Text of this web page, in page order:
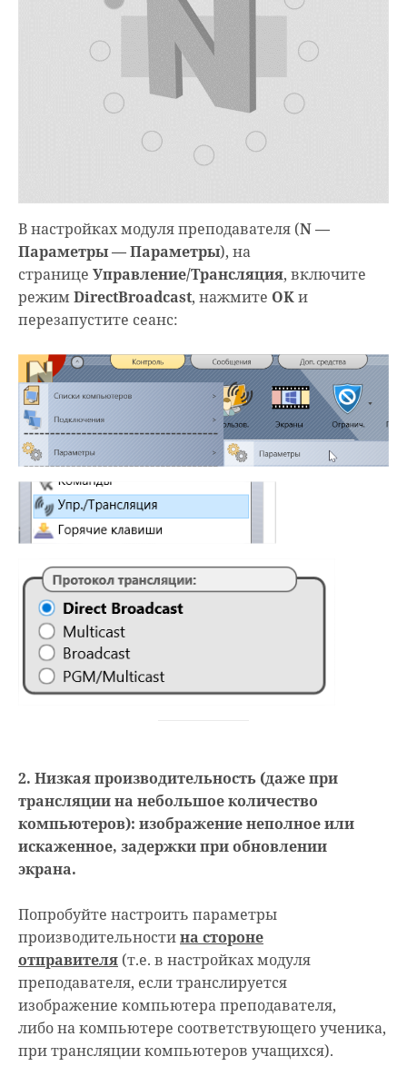
В настройках модуля преподавателя (N —
Параметры — Параметры), на
странице Управление/Трансляция, включите
режимDirectBroadcast, нажмите OKи
перезапустите сеанс:
2. Низкая производительность (даже при
трансляции на небольшое количество
компьютеров): изображение неполное или
искаженное, задержки при обновлении
экрана.
Попробуйте настроить параметры
производительностина стороне
отправителя (т.е. в настройках модуля
преподавателя, если транслируется
изображение компьютера преподавателя,
либо на компьютере соответствующего ученика,
при трансляции компьютеров учащихся).